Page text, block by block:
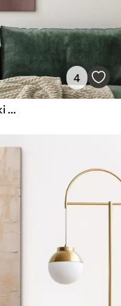
4
рідина, пісок, шари, мінімалізм, м'які лінії, теплі тони, натуральні, рух